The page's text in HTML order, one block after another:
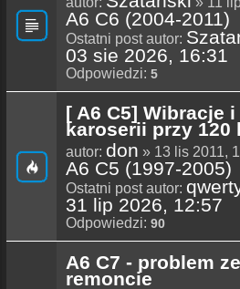
A6 C6 (2004-2011)
Ostatni post autor:
03 sie 2026, 16:31
Odpowiedzi: 5
[ A6 C5] Wibracje
karoserii przy 120
autor: don » 13 lis 2011,
A6 C5 (1997-2005)
Ostatni post autor:
31 lip 2026, 12:57
Odpowiedzi: 90
A6 C7 - problem
remoncie